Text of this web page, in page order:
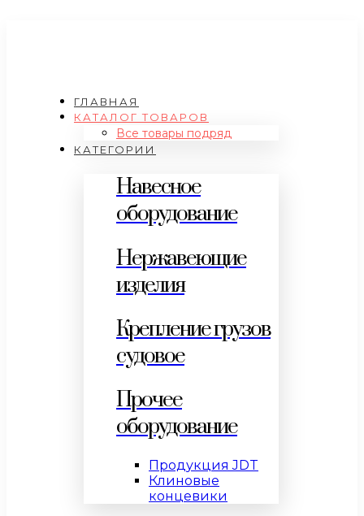
ГЛАВНАЯ
КАТАЛОГ ТОВАРОВ
Все товары подряд
КАТЕГОРИИ
Навесное
оборудование
Нержавеющие
изделия
Крепление грузов
судовое
Прочее
оборудование
Продукция JDT
Клиновые
концевики